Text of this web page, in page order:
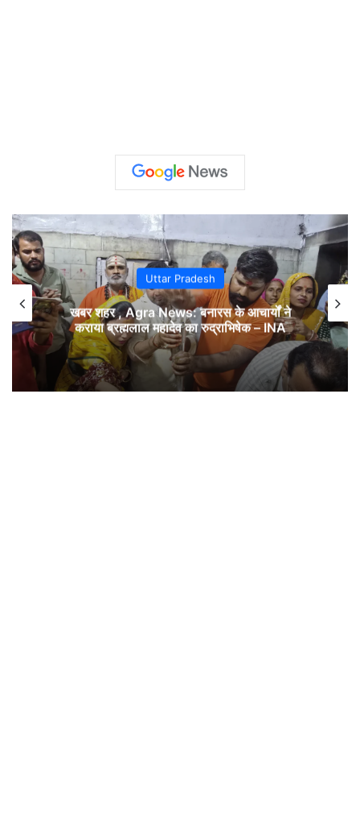
Uttar Pradesh
खबर शहर , Agra News: बनारस के आचार्यों ने
कराया ब्रह्मलाल महादेव का रुद्राभिषेक – INA